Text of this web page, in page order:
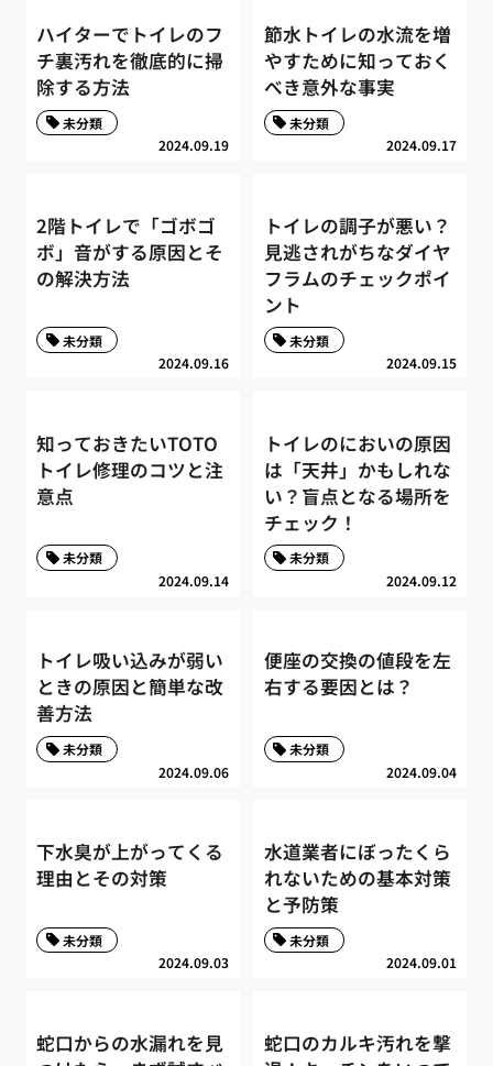
ハイターでトイレのフ
チ裏汚れを徹底的に掃
除する方法
2024.09.19
未分類
節水トイレの水流を増
やすために知っておく
べき意外な事実
2024.09.17
未分類
2階トイレで「ゴボゴ
ボ」音がする原因とそ
の解決方法
2024.09.16
未分類
トイレの調子が悪い？
見逃されがちなダイヤ
フラムのチェックポイ
ント
2024.09.15
未分類
知っておきたいTOTO
トイレ修理のコツと注
意点
2024.09.14
未分類
トイレのにおいの原因
は「天井」かもしれな
い？盲点となる場所を
チェック！
2024.09.12
未分類
トイレ吸い込みが弱い
ときの原因と簡単な改
善方法
2024.09.06
未分類
便座の交換の値段を左
右する要因とは？
2024.09.04
未分類
下水臭が上がってくる
理由とその対策
2024.09.03
未分類
水道業者にぼったくら
れないための基本対策
と予防策
2024.09.01
未分類
蛇口からの水漏れを見
蛇口のカルキ汚れを撃